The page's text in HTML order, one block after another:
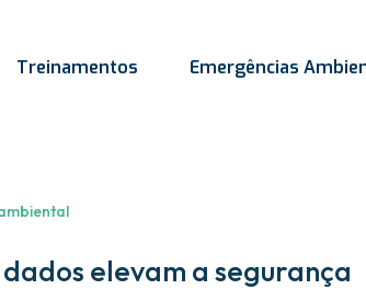
Treinamentos Emergências
elevam a segurança